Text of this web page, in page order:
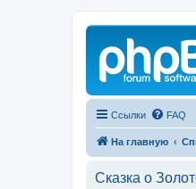
Ссылки FAQ
На главную
Сказка о